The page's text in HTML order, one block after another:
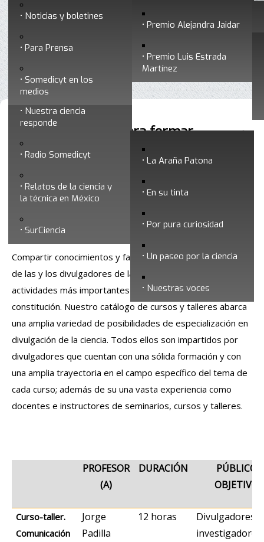
Premios a divulgadores Premio Alejandra Jaidar
Premio Luis Estrada
Martínez
Ciencia y Tecnología
Nuestra ciencia
responde
Radio Somedicyt La Araña Patona
En su tinta
Por pura curiosidad
Un paseo por la ciencia
Nuestras voces
Relatos de la ciencia y
la técnica en México
SurCiencia
Noticias y boletines
Para Prensa
Somedicyt en los
medios
Contacto
•
Talleres y cursos para formar divulgadores
Talleres y cursos para formar
divulgadores
Compartir conocimientos y favorecer la profesionalización
de las y los divulgadores de la ciencia ha sido una de las
actividades más importantes de la Somedicyt desde su
constitución. Nuestro catálogo de cursos y talleres abarca
una amplia variedad de posibilidades de especialización en
divulgación de la ciencia. Todos ellos son impartidos por
divulgadores que cuentan con una sólida formación y con
una amplia trayectoria en el campo específico del tema de
cada curso; además de su una vasta experiencia como
docentes e instructores de seminarios, cursos y talleres.
PROFESOR
(A)
DURACIÓN
PÚBLICO
OBJETIVO
Curso-taller.
Comunicación
Jorge
Padilla
12 horas
Divulgadores,
investigadores